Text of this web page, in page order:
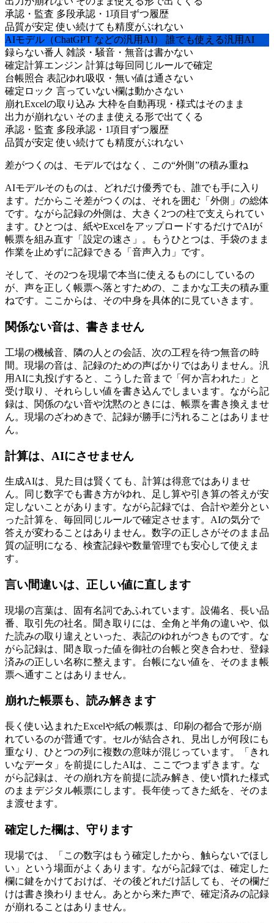
承認・監査 多段承認・1項目ずつ履歴
品質が安定 使い続けても精度がぶれない
AIモデル （ChatGPT などの汎用AI）
誰でも使える汎用AI
録らない番人 雑談・騒音・無音は書かない
確定計算エンジン 計算は毎回同じルールで確定
台帳照合 表記ゆれ吸収・無い値は通さない
確定ロック 言っていない欄は動かさない
崩れExcelの取り込み 大枠を自動再現・様式はそのまま
出力が崩れない そのまま使える形で出てくる
承認・監査 多段承認・1項目ずつ履歴
品質が安定 使い続けても精度がぶれない
差がつくのは、モデルではなく、この“外側”の積み重ね
AIモデルそのものは、どれだけ優秀でも、誰でも手に入り
ます。だからこそ差がつくのは、それを囲む「外側」の総体
です。ながら記録の外側は、大きく2つの柱で支えられてい
ます。ひとつは、紙やExcelをアップロードするだけでAIが
帳票を組み直す「設定の速さ」。もうひとつは、手袋のまま
作業を止めずに記録できる「音声入力」です。
そして、その2つを現場で本当に使えるものにしているの
が、声を正しく帳票へ落とすための、こまかな工夫の積み重
ねです。ここからは、その中身を具体的に見ていきます。
関係ない音は、書きません
工場の機械音、隣の人との会話、次の工程を待つ無音の時
間。現場の音は、記録のための声ばかりではありません。汎
用AIに丸投げすると、こうした音まで「何か言われた」と
受け取り、それらしい値を書き込んでしまいます。ながら記
録は、関係のない音や沈黙のときには、帳票を書き換えませ
ん。現場のざわめきで、記録が勝手に汚れることはありませ
ん。
計算は、AIにさせません
生成AIは、見た目は賢くても、計算は得意ではありませ
ん。同じ数字でも書き方がゆれ、足し算や引き算の答えが安
定しないことがあります。ながら記録では、合計や差分とい
った計算を、毎回同じルールで確定させます。AIの気分で
答えが変わることはありません。数字の正しさがそのまま品
質の証明になる、検査記録や数量管理でも安心して使えま
す。
言い間違いは、正しい値に直します
現場の言葉は、固有名詞であふれています。設備名、長い品
番、取引先の社名。聞き取りには、全角と半角の違いや、似
た読みの取り違えといった、表記のゆれがつきものです。な
がら記録は、聞き取った値を御社の台帳と突き合わせ、登録
済みの正しい名称に整えます。台帳にない値を、そのまま帳
票へ通すことはありません。
崩れた帳票も、読み解きます
長く使い込まれたExcelや紙の帳票は、印刷の都合で形が崩
れているのが普通です。セルが結合され、見出しが何段にも
重なり、ひとつの列に複数の意味が混じっています。「きれ
いなデータ」を前提にしたAIは、ここでつまずきます。な
がら記録は、その崩れ方を前提に読み解き、使い慣れた様式
のままデジタル帳票にします。長年使ってきた紙を、そのま
ま渡せます。
確定した欄は、守ります
現場では、「この数字はもう確定したから、触らないでほし
い」という場面がよくあります。ながら記録では、確定した
欄に鍵をかけておけば、その後どれだけ話しても、その欄だ
けは書き換わりません。あとから来た声で、確定済みの記録
が崩れることはありません。